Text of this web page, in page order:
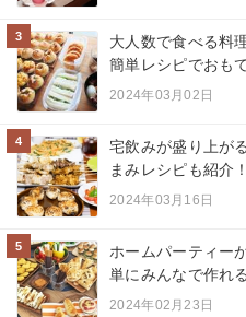
3
大人数で食べる料
簡単レシピでおも
2024年03月02日
4
宅飲みが盛り上が
まみレシピも紹介！
2024年03月16日
5
ホームパーティー
単にみんなで作れ
2024年02月23日